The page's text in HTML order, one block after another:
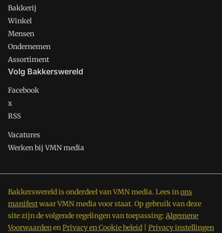
Bakkerij
Winkel
Mensen
Ondernemen
Assortiment
Volg Bakkerswereld
Facebook
x
RSS
Vacatures
Werken bij VMN media
Bakkerswereld is onderdeel van VMN media. Lees inons
manifestwaar VMN media voor staat. Op gebruik van deze
site zijn de volgende regelingen van toepassing: Algemene
VoorwaardenenPrivacy en Cookie beleid Privacy instellingen